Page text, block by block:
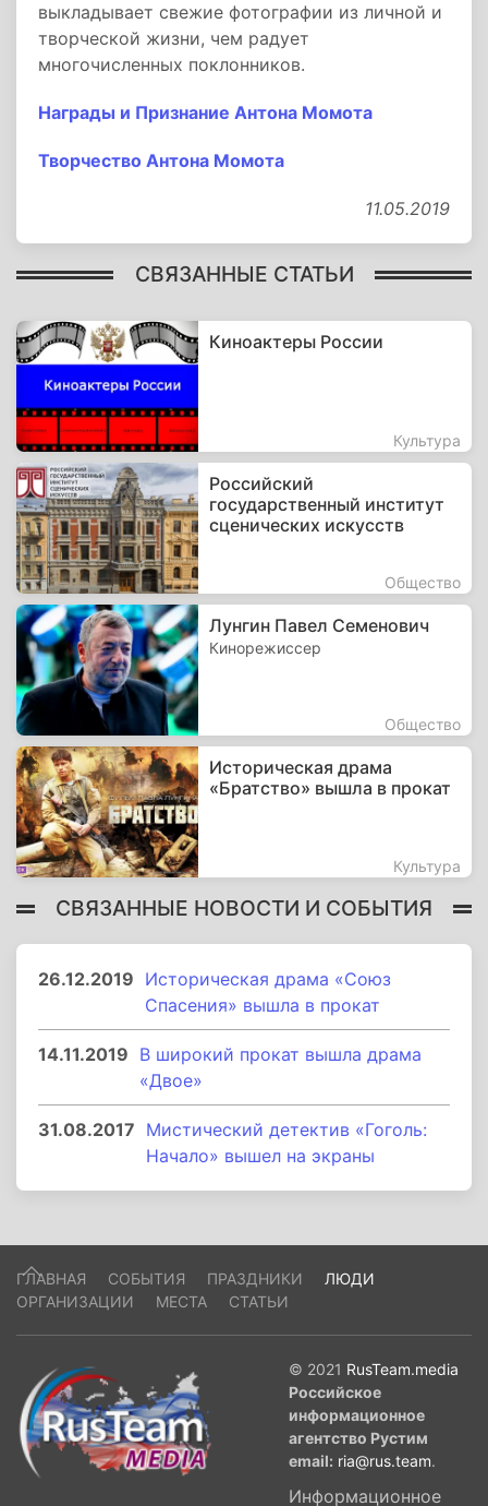
выкладывает свежие фотографии из личной и
творческой жизни, чем радует
многочисленных поклонников.
Награды и Признание Антона Момота
Творчество Антона Момота
11.05.2019
СВЯЗАННЫЕ СТАТЬИ
Киноактеры России
Культура
Российский
государственный институт
сценических искусств
Общество
Лунгин Павел Семенович
Кинорежиссер
Общество
Историческая драма
«Братство» вышла в прокат
Культура
СВЯЗАННЫЕ НОВОСТИ И СОБЫТИЯ
26.12.2019 Историческая драма «Союз
Спасения» вышла в прокат
14.11.2019 В широкий прокат вышла драма
«Двое»
31.08.2017 Мистический детектив «Гоголь:
Начало» вышел на экраны
ГЛАВНАЯ СОБЫТИЯ ПРАЗДНИКИ
ЛЮДИ
ОРГАНИЗАЦИИ
МЕСТА СТАТЬИ
© 2021 RusTeam.media
Российское
информационное
агентство Рустим
email: ria@rus.team.
Информационное